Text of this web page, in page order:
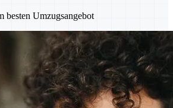
besten Umzugsangebot